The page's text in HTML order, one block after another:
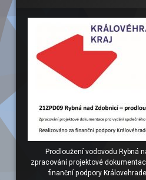
Prodloužení vodovodu Rybná
zpracování projektové
finanční podpory